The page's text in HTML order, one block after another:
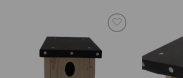
Auf die
Wunschliste